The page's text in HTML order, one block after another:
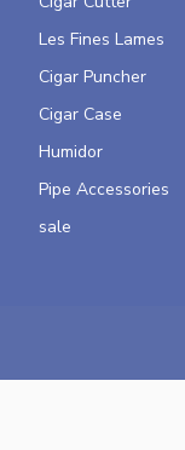
Les Fines Lames
Cigar Puncher
Cigar Case
Humidor
Pipe Accessories
sale